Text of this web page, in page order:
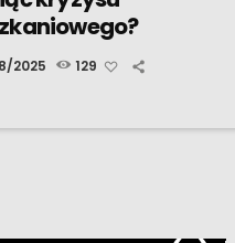
2025 129